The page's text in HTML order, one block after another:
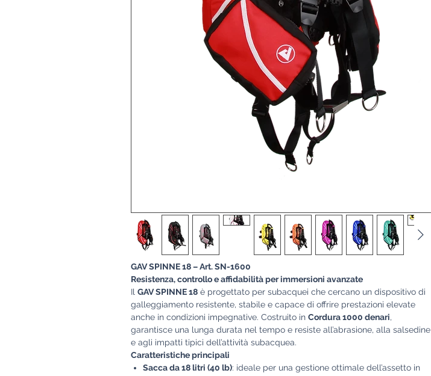
GAV SPINNE 18 – Art. SN-1600
Resistenza, controllo e affidabilità per immersioni avanzate
Il GAV SPINNE 18 è progettato per subacquei che cercano un dispositivo di
galleggiamento resistente, stabile e capace di offrire prestazioni elevate
anche in condizioni impegnative. Costruito in Cordura 1000 denari,
garantisce una lunga durata nel tempo e resiste all’abrasione, alla salsedine
e agli impatti tipici dell’attività subacquea.
Caratteristiche principali
Sacca da 18 litri (40 lb): ideale per una gestione ottimale dell’assetto in